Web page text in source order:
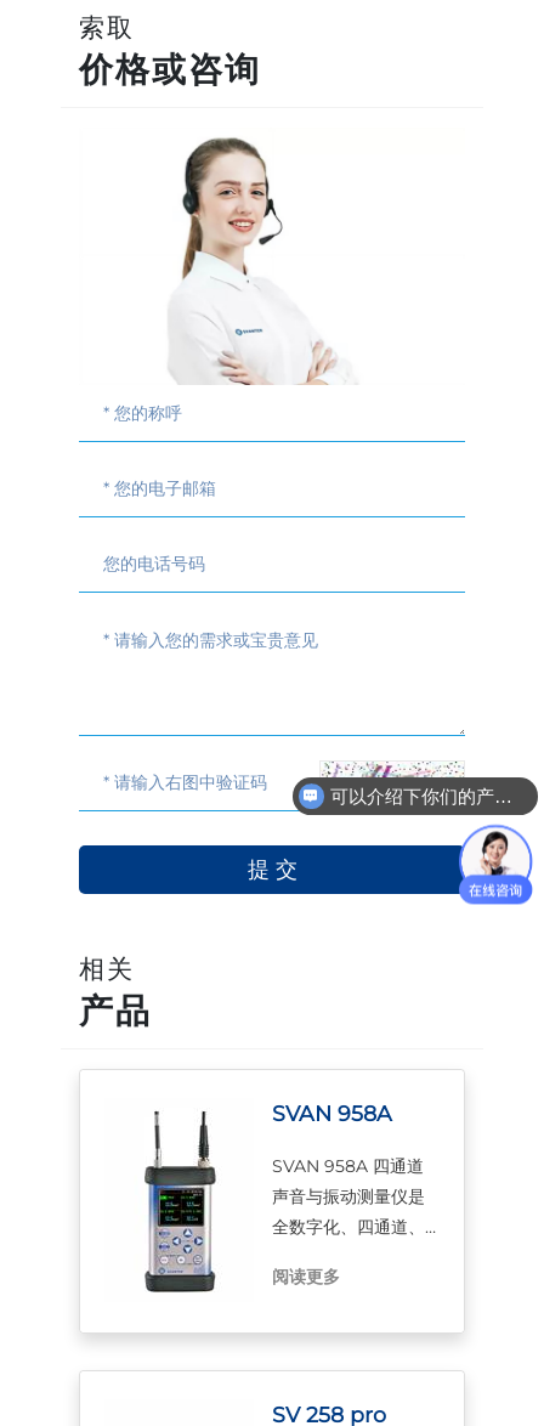
索取
价格或咨询
相关
产品
SVAN 958A
SVAN 958A 四通道
声音与振动测量仪是
全数字化、四通道、
仪，有1/1和1/3倍频程
阅读更多
SV 258 pro
可以介绍下你们的产品技术参数么？